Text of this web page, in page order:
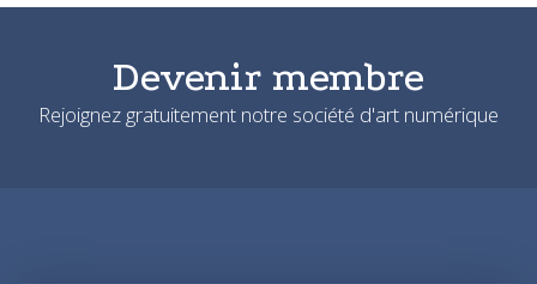
Devenir membre
Rejoignez gratuitement notre société d'art numérique